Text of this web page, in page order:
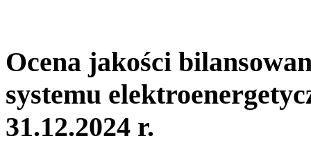
Ocena jakości
systemu
31.12.2024 r.